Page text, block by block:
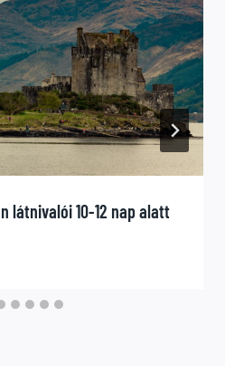
látnivalói 10-12 nap alatt